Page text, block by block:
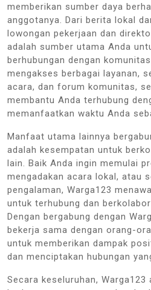
memberikan sumber daya
anggotanya. Dari berita lokal
lowongan pekerjaan dan
adalah sumber utama Anda
berhubungan dengan
mengakses berbagai layanan,
acara, dan forum komunitas,
membantu Anda terhubung
memanfaatkan waktu Anda
Manfaat utama lainnya
adalah kesempatan untuk
lain. Baik Anda ingin memulai
mengadakan acara lokal, atau
pengalaman, Warga123
untuk terhubung dan
Dengan bergabung dengan
bekerja sama dengan orang-
untuk memberikan dampak
dan menciptakan hubungan
Secara keseluruhan,